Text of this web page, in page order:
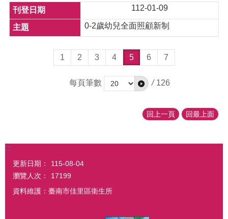
112-01-09
0-2歲幼兒全面照顧新制
1 2 3 4 5 6 7
每頁筆數 / 126
回上一頁 回最上面
:::
更新日期：
115-08-04
瀏覽人次：
17199
資料維護：臺南市佳里區衛生所